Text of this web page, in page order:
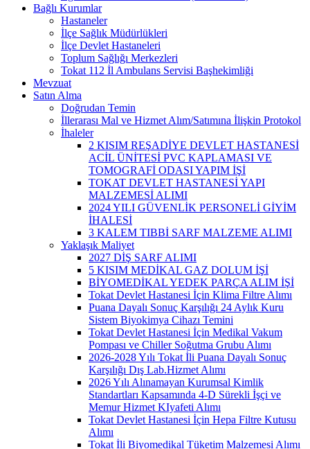
Bağlı Kurumlar
Hastaneler
İlçe Sağlık Müdürlükleri
İlçe Devlet Hastaneleri
Toplum Sağlığı Merkezleri
Tokat 112 İl Ambulans Servisi Başhekimliği
Mevzuat
Satın Alma
Doğrudan Temin
İllerarası Mal ve Hizmet Alım/Satımına İlişkin Protokol
İhaleler
2 KISIM REŞADİYE DEVLET HASTANESİ
ACİL ÜNİTESİ PVC KAPLAMASI VE
TOMOGRAFİ ODASI YAPIM İŞİ
TOKAT DEVLET HASTANESİ YAPI
MALZEMESİ ALIMI
2024 YILI GÜVENLİK PERSONELİ GİYİM
İHALESİ
3 KALEM TIBBİ SARF MALZEME ALIMI
Yaklaşık Maliyet
2027 DİŞ SARF ALIMI
5 KISIM MEDİKAL GAZ DOLUM İŞİ
BİYOMEDİKAL YEDEK PARÇA ALIM İŞİ
Tokat Devlet Hastanesi İçin Klima Filtre Alımı
Puana Dayalı Sonuç Karşılığı 24 Aylık Kuru
Sistem Biyokimya Cihazı Temini
Tokat Devlet Hastanesi İçin Medikal Vakum
Pompası ve Chiller Soğutma Grubu Alımı
2026-2028 Yılı Tokat İli Puana Dayalı Sonuç
Karşılığı Dış Lab.Hizmet Alımı
2026 Yılı Alınamayan Kurumsal Kimlik
Standartları Kapsamında 4-D Sürekli İşçi ve
Memur Hizmet KIyafeti Alımı
Tokat Devlet Hastanesi İçin Hepa Filtre Kutusu
Alımı
Tokat İli Biyomedikal Tüketim Malzemesi Alımı